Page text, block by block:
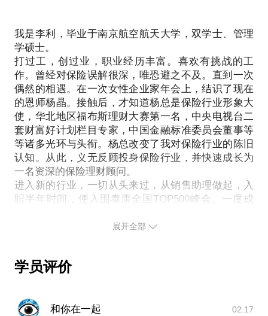
职业困惑期，寻找更多可能性，快速了解理财师职业
第三次就被客户拉进黑名单？被拒绝后到底要不要坚
持？
公司推出很好的销售政策和奖励政策，要不要和客户
说？会不会弄巧成拙？
有些客户爱听故事，有些客户却很反感讲故事，如何
识别不同客户？
为何我不敢开口讲保险？深层原因在哪里？
为何客户不愿意给我转介绍？
如何做好不同客户的服务？标准是什么？
……
如果你有以上的困惑，或者其他个性化的销售难题，
欢迎你带着问题预约。
保险销售的有缘人都能在快乐中成长，高效工作。减
我是李利，毕业于南京航空航天大学，双学士、管理
学硕士。
打过工，创过业，职业经历丰富。喜欢有挑战的工
作。曾经对保险误解很深，唯恐避之不及。直到一次
偶然的相遇。在一次女性企业家年会上，结识了现在
的恩师杨晶。接触后，才知道杨总是保险行业形象大
使，华北地区福布斯理财大赛第一名，中央电视台二
套财富好计划栏目专家，中国金融标准委员会董事等
等诸多光环与头衔。杨总改变了我对保险行业的陈旧
认知。从此，义无反顾投身保险行业，并快速成长为
一名资深的保险理财顾问。
进入新的行业，一切从头来过，从销售助理做起，入
职半年时间，便入围泰康全国TOP500峰会。一度成
全球寿险精英MDRT会员。
解都远远不够，即便是从业人员，对于行业的理解也
到作用。
展开全部
学员评价
和你在一起 02.17